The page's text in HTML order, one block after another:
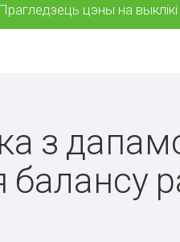
Прагледзець цэны на
з
балансу